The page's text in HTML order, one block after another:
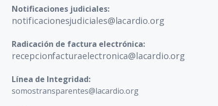
Notificaciones judiciales:
notificacionesjudiciales@lacardio.org
Radicación de factura electrónica:
recepcionfacturaelectronica@lacardio.org
Línea de Integridad:
somostransparentes@lacardio.org